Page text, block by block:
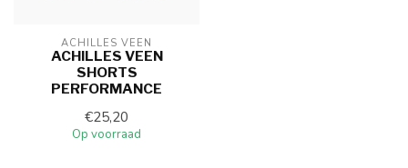
ACHILLES VEEN
ACHILLES VEEN
SHORTS
PERFORMANCE
€25,20
Op voorraad